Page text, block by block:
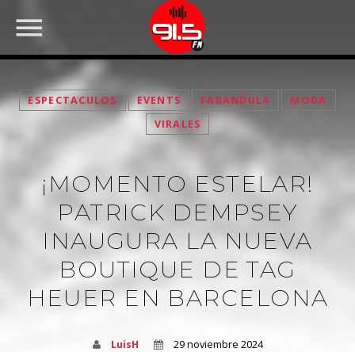
FACEBOOK
ESPECTACULOS EVENTS FARÁNDULA
MODA
VIRALES
¡MOMENTO ESTELAR!
PATRICK DEMPSEY
INAUGURA LA NUEVA
BOUTIQUE DE TAG
HEUER EN BARCELONA
LuisH 29 noviembre 2024